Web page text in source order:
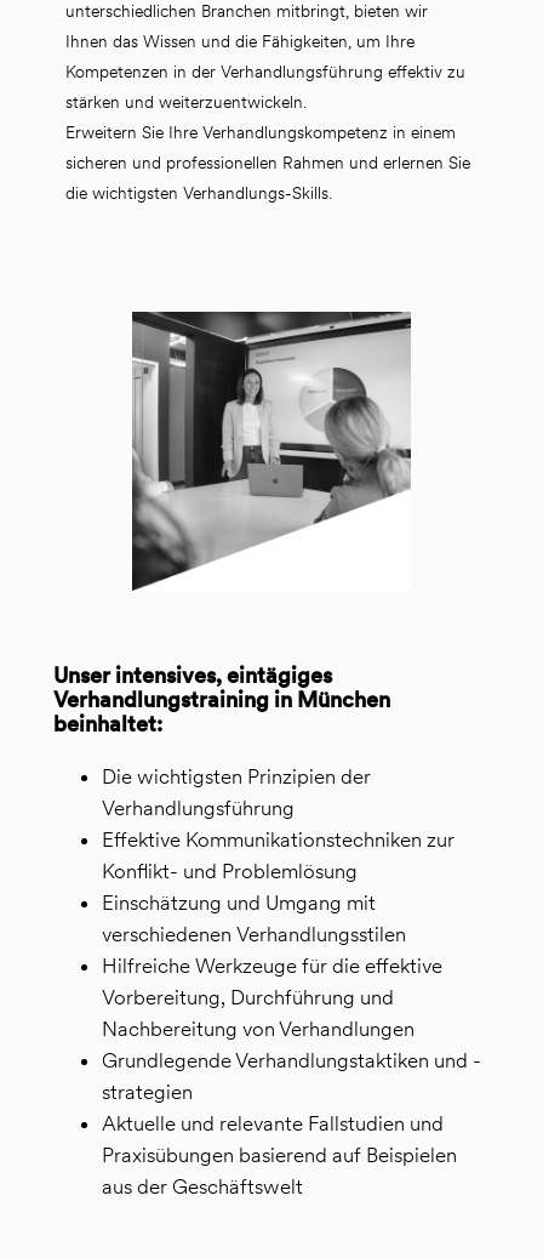
unterschiedlichen Branchen mitbringt, bieten wir
Ihnen das Wissen und die Fähigkeiten, um Ihre
Kompetenzen in der Verhandlungsführung effektiv zu
stärken und weiterzuentwickeln.
Erweitern Sie Ihre Verhandlungskompetenz in einem
sicheren und professionellen Rahmen und erlernen Sie
die wichtigsten Verhandlungs-Skills.
Unser intensives, eintägiges
Verhandlungstraining in München
beinhaltet:
Die wichtigsten Prinzipien der
Verhandlungsführung
Effektive Kommunikationstechniken zur
Konflikt- und Problemlösung
Einschätzung und Umgang mit
verschiedenen Verhandlungsstilen
Hilfreiche Werkzeuge für die effektive
Vorbereitung, Durchführung und
Nachbereitung von Verhandlungen
Grundlegende Verhandlungstaktiken und -
strategien
Aktuelle und relevante Fallstudien und
Praxisübungen basierend auf Beispielen
aus der Geschäftswelt